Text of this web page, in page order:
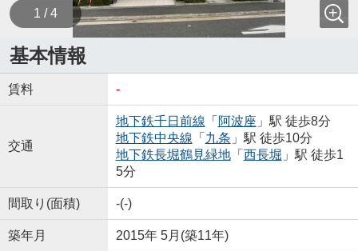
1 / 4
基本情報
賃料 -
交通
地下鉄千日前線 「 阿波座 」駅 徒歩8分
地下鉄中央線 「 九条 」駅 徒歩10分
地下鉄長堀鶴見緑地「 西長堀 」駅 徒歩1
5分
間取り(面積) -(-)
築年月 2015年 5月(築11年)